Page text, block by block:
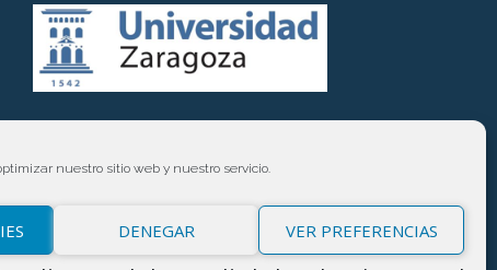
nuestro sitio web y nuestro servicio.
DENEGAR VER PREFERENCIAS